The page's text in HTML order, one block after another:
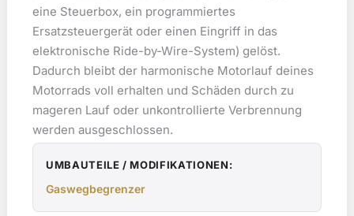
eine Steuerbox, ein programmiertes
Ersatzsteuergerät oder einen Eingriff in das
elektronische Ride-by-Wire-System) gelöst.
Dadurch bleibt der harmonische Motorlauf deines
Motorrads voll erhalten und Schäden durch zu
mageren Lauf oder unkontrollierte Verbrennung
werden ausgeschlossen.
UMBAUTEILE / MODIFIKATIONEN:
Gaswegbegrenzer